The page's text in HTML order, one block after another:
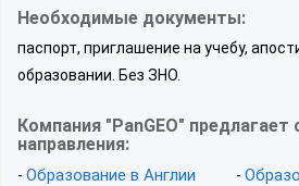
Необходимые документы:
паспорт, приглашение на учебу,
образовании. Без ЗНО.
Компания "PanGEO"
направления:
- Образование в Англии -